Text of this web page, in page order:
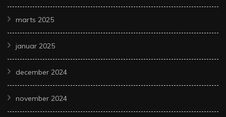
marts 2025
januar 2025
december 2024
november 2024